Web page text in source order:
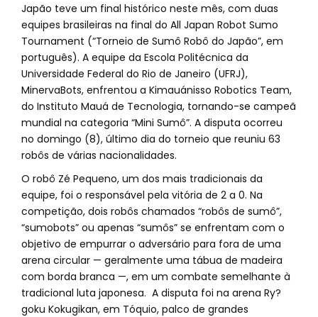
Japão teve um final histórico neste mês, com duas
equipes brasileiras na final do All Japan Robot Sumo
Tournament (“Torneio de Sumô Robô do Japão”, em
português). A equipe da Escola Politécnica da
Universidade Federal do Rio de Janeiro (UFRJ),
MinervaBots, enfrentou a Kimauánisso Robotics Team,
do Instituto Mauá de Tecnologia, tornando-se campeã
mundial na categoria “Mini Sumô”. A disputa ocorreu
no domingo (8), último dia do torneio que reuniu 63
robôs de várias nacionalidades.
O robô Zé Pequeno, um dos mais tradicionais da
equipe, foi o responsável pela vitória de 2 a 0. Na
competição, dois robôs chamados “robôs de sumô”,
“sumobots” ou apenas “sumôs” se enfrentam com o
objetivo de empurrar o adversário para fora de uma
arena circular — geralmente uma tábua de madeira
com borda branca —, em um combate semelhante à
tradicional luta japonesa. A disputa foi na arena Ry?
goku Kokugikan, em Tóquio, palco de grandes